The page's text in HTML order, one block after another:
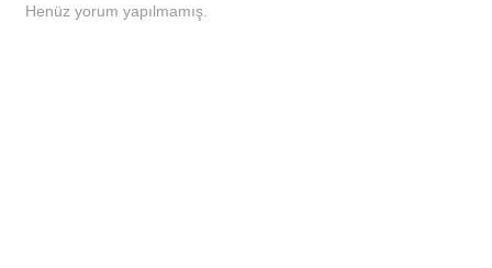
Henüz yorum yapılmamış.